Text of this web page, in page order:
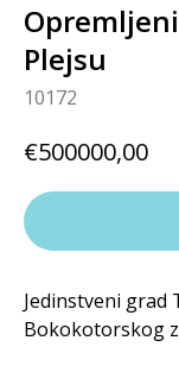
Plejsu
10172
€500000,00
Jedinstveni grad
Bokokotorskog